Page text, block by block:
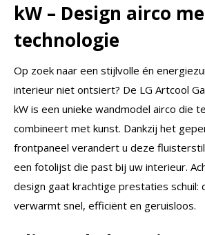
kW – Design airco
technologie
Op zoek naar een stijlvolle én
interieur niet ontsiert? De LG Artcool
kW is een unieke wandmodel airco die
combineert met kunst. Dankzij het
frontpaneel verandert u deze
een fotolijst die past bij uw interieur.
design gaat krachtige prestaties schuil:
verwarmt snel, efficiënt en geruisloos.